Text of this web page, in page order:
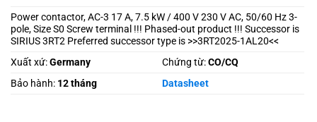
Power contactor, AC-3 17 A, 7.5 kW / 400 V 230 V AC, 50/60 Hz 3-
pole, Size S0 Screw terminal !!! Phased-out product !!! Successor is
SIRIUS 3RT2 Preferred successor type is >>3RT2025-1AL20<<
Xuất xứ:Germany Chứng từ:CO/CQ
Bảo hành: 12 tháng Datasheet